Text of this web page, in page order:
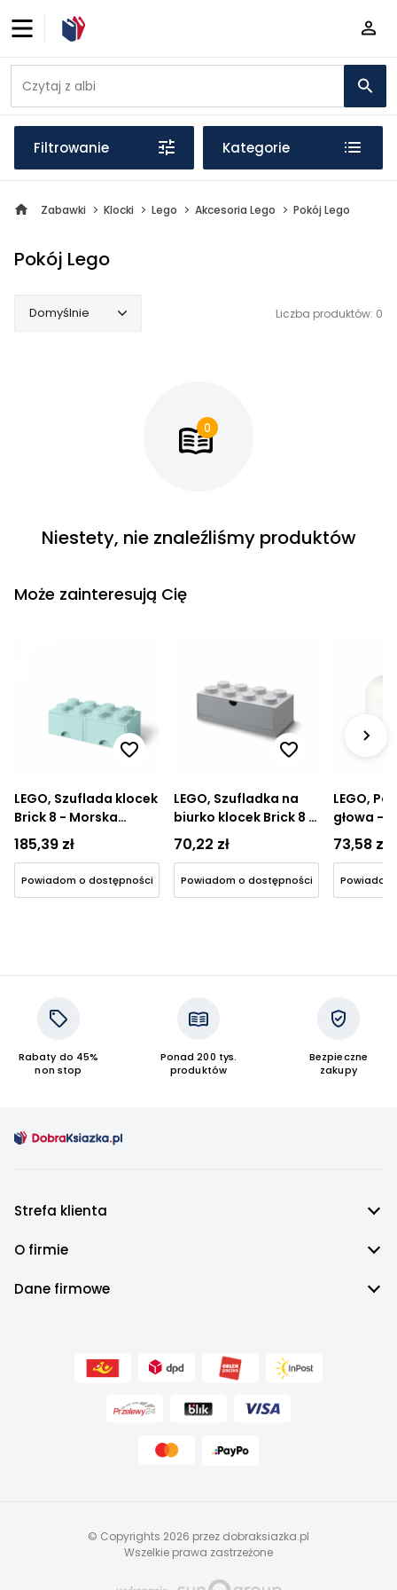
Filtrowanie Kategorie
Zabawki Klocki Lego Akcesoria Lego Pokój Lego
Pokój Lego
Domyślnie
Od najstarszych
Liczba produktów: 0
Niestety, nie znaleźliśmy produktów
Może zainteresują Cię
LEGO, Szuflada klocek
Brick 8 - Morska
(40061742)
185,39 zł
Powiadom o dostępności
LEGO, Szufladka na
biurko klocek Brick 8 -
Szara (40211740)
70,22 zł
Powiadom o dostępności
LEGO,
głowa -
73,58 zł
Rabaty do 45%
non stop
Ponad 200 tys.
produktów
Bezpieczne
zakupy
Strefa klienta
O firmie
Dane firmowe
© Copyrights 2026 przez dobraksiazka.pl
Wszelkie prawa zastrzeżone